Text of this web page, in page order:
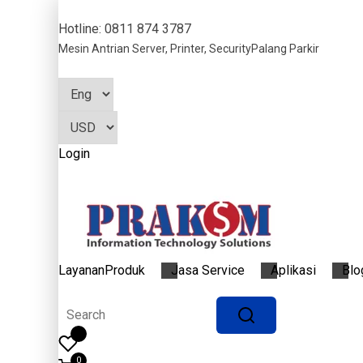
Hotline: 0811 874 3787
Mesin Antrian Server, Printer, SecurityPalang Parkir
Login
LayananProduk Jasa Service Aplikasi
0